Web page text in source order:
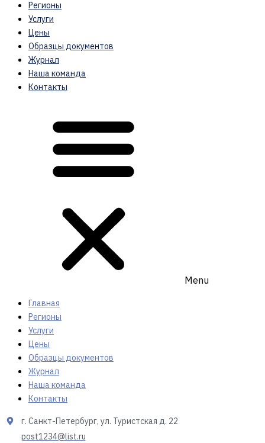
Регионы
Услуги
Цены
Образцы документов
Журнал
Наша команда
Контакты
Menu
Главная
Регионы
Услуги
Цены
Образцы документов
Журнал
Наша команда
Контакты
г. Санкт-Петербург, ул. Туристская д. 22
post1234@list.ru